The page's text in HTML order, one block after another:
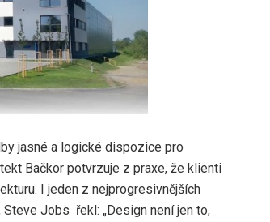
jasné a logické dispozice pro
Bačkor potvrzuje z praxe, že klienti
I jeden z nejprogresivnějších
Jobs řekl: „Design není jen to,